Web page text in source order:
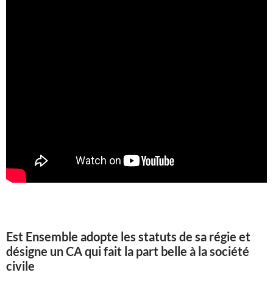
Est Ensemble adopte les statuts de sa régie et
désigne un CA qui fait la part belle à la société
civile